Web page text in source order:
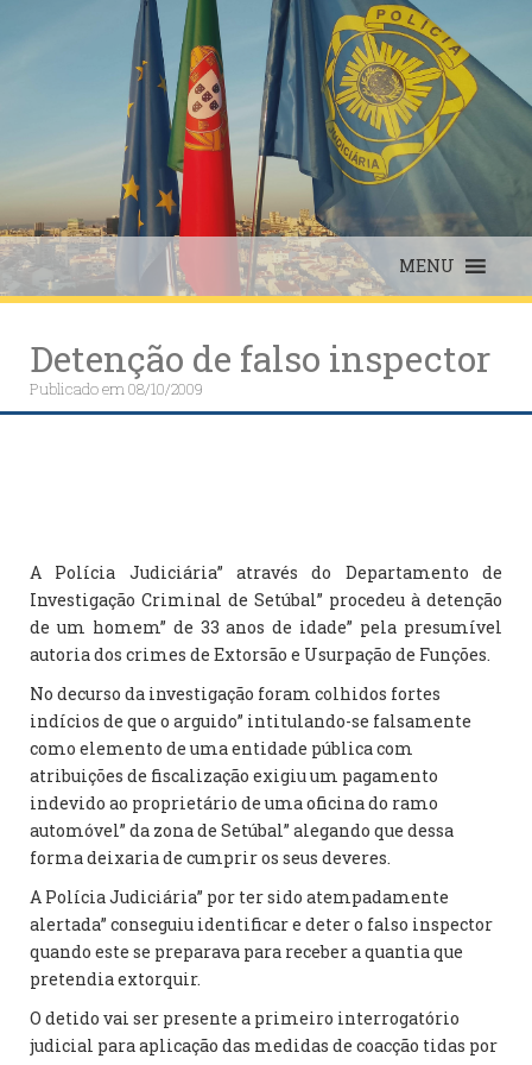
MENU
Detenção de falso inspector
Publicado em08/10/2009
A Polícia Judiciária” através do Departamento de
Investigação Criminal de Setúbal” procedeu à detenção
de um homem” de 33 anos de idade” pela presumível
autoria dos crimes de Extorsão e Usurpação de Funções.
No decurso da investigação foram colhidos fortes
indícios de que o arguido” intitulando-se falsamente
como elemento de uma entidade pública com
atribuições de fiscalização exigiu um pagamento
indevido ao proprietário de uma oficina do ramo
automóvel” da zona de Setúbal” alegando que dessa
forma deixaria de cumprir os seus deveres.
A Polícia Judiciária” por ter sido atempadamente
alertada” conseguiu identificar e deter o falso inspector
quando este se preparava para receber a quantia que
pretendia extorquir.
O detido vai ser presente a primeiro interrogatório
judicial para aplicação das medidas de coacção tidas por